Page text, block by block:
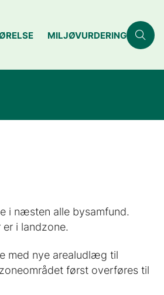
MILJØVURDERING
i næsten alle bysamfund.
i landzone.
med nye arealudlæg til
først overføres til